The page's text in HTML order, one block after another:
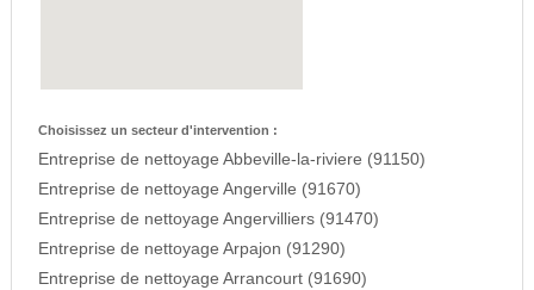
Choisissez un secteur d'intervention :
Entreprise de nettoyage Abbeville-la-riviere (91150)
Entreprise de nettoyage Angerville (91670)
Entreprise de nettoyage Angervilliers (91470)
Entreprise de nettoyage Arpajon (91290)
Entreprise de nettoyage Arrancourt (91690)